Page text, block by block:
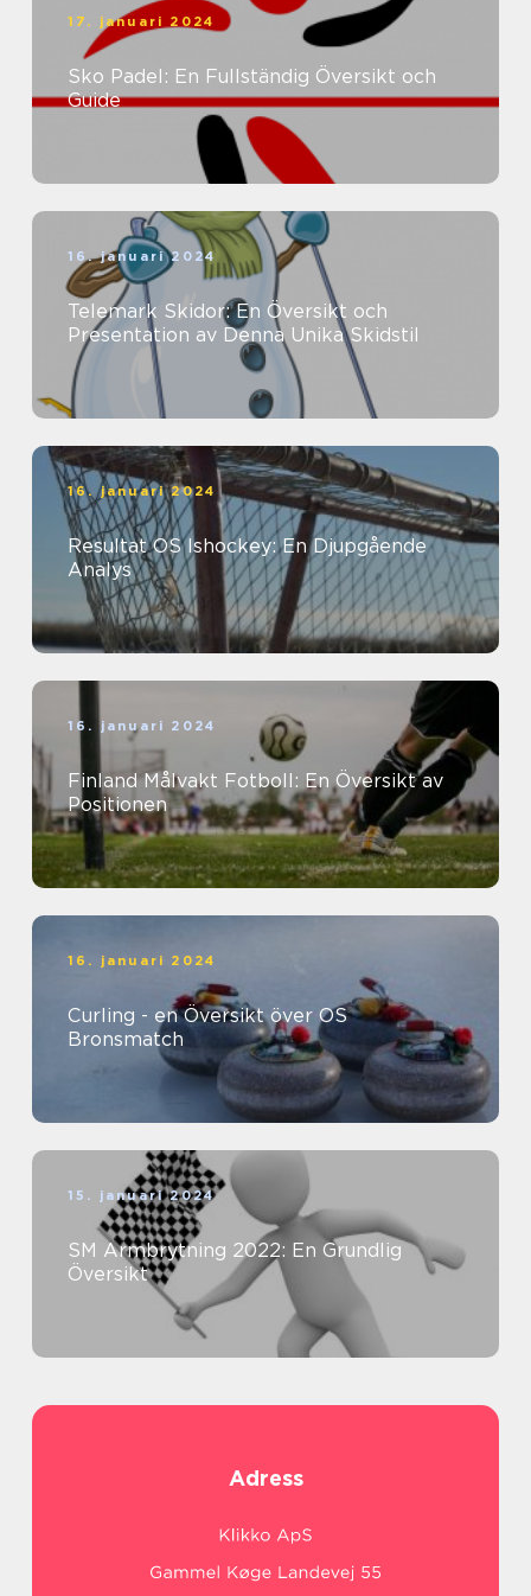
17. januari 2024
Sko Padel: En Fullständig Översikt och
Guide
16. januari 2024
Telemark Skidor: En Översikt och
Presentation av Denna Unika Skidstil
16. januari 2024
Resultat OS Ishockey: En Djupgående
Analys
16. januari 2024
Finland Målvakt Fotboll: En Översikt av
Positionen
16. januari 2024
Curling - en Översikt över OS
Bronsmatch
15. januari 2024
SM Armbrytning 2022: En Grundlig
Översikt
Adress